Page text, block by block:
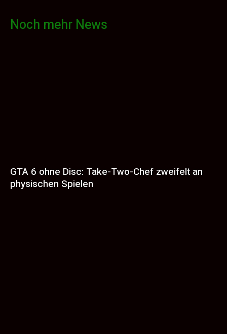
Noch mehr News
GTA 6 ohne Disc: Take-Two-Chef zweifelt an
physischen Spielen